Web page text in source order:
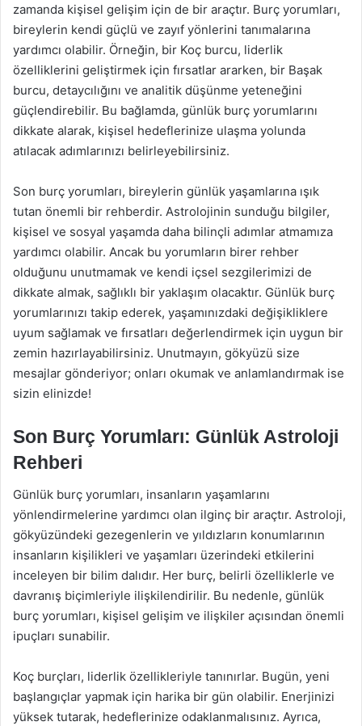
zamanda kişisel gelişim için de bir araçtır. Burç yorumları,
bireylerin kendi güçlü ve zayıf yönlerini tanımalarına
yardımcı olabilir. Örneğin, bir Koç burcu, liderlik
özelliklerini geliştirmek için fırsatlar ararken, bir Başak
burcu, detaycılığını ve analitik düşünme yeteneğini
güçlendirebilir. Bu bağlamda, günlük burç yorumlarını
dikkate alarak, kişisel hedeflerinize ulaşma yolunda
atılacak adımlarınızı belirleyebilirsiniz.
Son burç yorumları, bireylerin günlük yaşamlarına ışık
tutan önemli bir rehberdir. Astrolojinin sunduğu bilgiler,
kişisel ve sosyal yaşamda daha bilinçli adımlar atmamıza
yardımcı olabilir. Ancak bu yorumların birer rehber
olduğunu unutmamak ve kendi içsel sezgilerimizi de
dikkate almak, sağlıklı bir yaklaşım olacaktır. Günlük burç
yorumlarınızı takip ederek, yaşamınızdaki değişikliklere
uyum sağlamak ve fırsatları değerlendirmek için uygun bir
zemin hazırlayabilirsiniz. Unutmayın, gökyüzü size
mesajlar gönderiyor; onları okumak ve anlamlandırmak ise
sizin elinizde!
Son Burç Yorumları: Günlük Astroloji
Rehberi
Günlük burç yorumları, insanların yaşamlarını
yönlendirmelerine yardımcı olan ilginç bir araçtır. Astroloji,
gökyüzündeki gezegenlerin ve yıldızların konumlarının
insanların kişilikleri ve yaşamları üzerindeki etkilerini
inceleyen bir bilim dalıdır. Her burç, belirli özelliklerle ve
davranış biçimleriyle ilişkilendirilir. Bu nedenle, günlük
burç yorumları, kişisel gelişim ve ilişkiler açısından önemli
ipuçları sunabilir.
Koç burçları, liderlik özellikleriyle tanınırlar. Bugün, yeni
başlangıçlar yapmak için harika bir gün olabilir. Enerjinizi
yüksek tutarak, hedeflerinize odaklanmalısınız. Ayrıca,